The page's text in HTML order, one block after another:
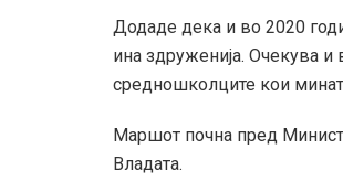
Додаде дека и во 2020
ина здруженија. Очекува и
средношколците кои
Маршот почна пред
Владата.